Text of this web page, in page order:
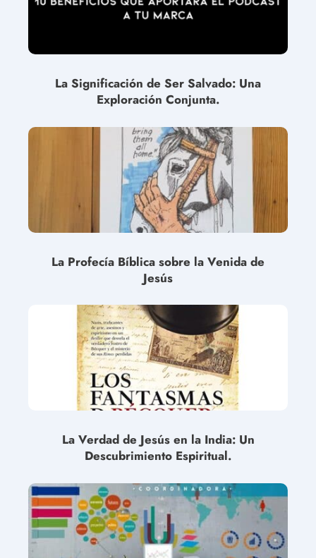
La Significación de Ser Salvado: Una
Exploración Conjunta.
La Profecía Bíblica sobre la Venida de
Jesús
La Verdad de Jesús en la India: Un
Descubrimiento Espiritual.